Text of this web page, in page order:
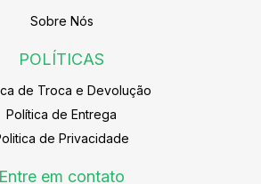
Sobre Nós
POLÍTICAS
de Troca e Devolução
Política de Entrega
de Privacidade
Entre em contato